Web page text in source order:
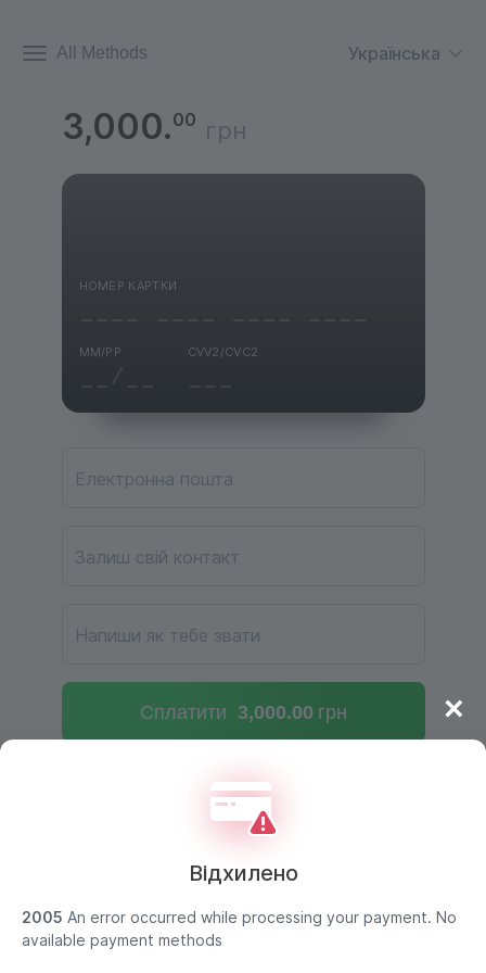
All Methods Українська
3,000.00 грн
НОМЕР КАРТКИ
ММ/РР CVV2/CVC2
Електронна пошта
Залиш свій контакт
Напиши як тебе звати
Сплатити 3,000.00 грн
Дані покупця захищено
Відхилено
×
2005 An error occurred while processing your payment. No
available payment methods